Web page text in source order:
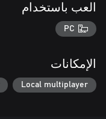
العب باستخدام
PC
الإمكانات
Local multiplayer